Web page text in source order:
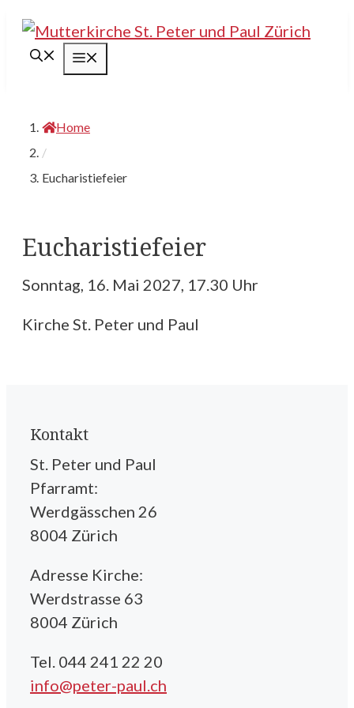
Springe
Inhalt
Home
/
Eucharistiefeier
Eucharistiefeier
Sonntag, 16. Mai 2027, 17.30 Uhr
Kirche St. Peter und Paul
Kontakt
St. Peter und Paul
Pfarramt:
Werdgässchen 26
8004 Zürich
Adresse Kirche:
Werdstrasse 63
8004 Zürich
Tel. 044 241 22 20
info@peter-paul.ch